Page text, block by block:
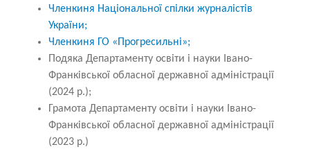
Членкиня Національної спілки журналістів
України;
Членкиня ГО «Прогресильні»;
Подяка Департаменту освіти і науки Івано-
Франківської обласної державної адміністрації
(2024 р.);
Грамота Департаменту освіти і науки Івано-
Франківської обласної державної адміністрації
(2023 р.)